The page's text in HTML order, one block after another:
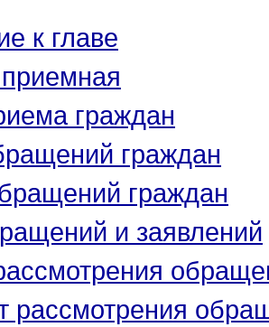
к главе
граждан
граждан
граждан
и заявлений
рассмотрения